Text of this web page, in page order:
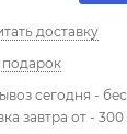
доставку
подарок
сегодня -
завтра от - 300